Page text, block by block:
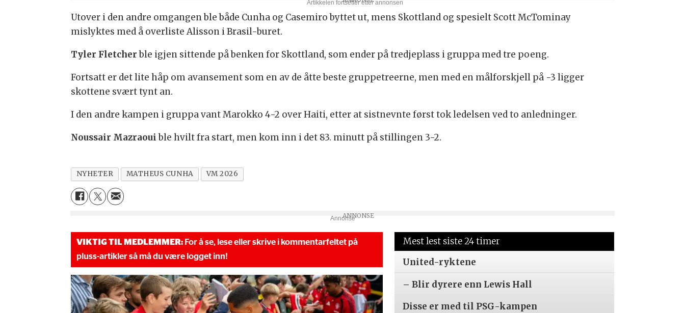
Utover i den andre omgangen ble både Cunha og Casemiro byttet ut, mens Skottland og spesielt Scott McTominay
mislyktes med å overliste Alisson i Brasil-buret.
Tyler Fletcherble igjen sittende på benken for Skottland, som ender på tredjeplass i gruppa med tre poeng.
Fortsatt er det lite håp om avansement som en av de åtte beste gruppetreerne, men med en målforskjell på -3 ligger
skottene svært tynt an.
I den andre kampen i gruppa vant Marokko 4-2 over Haiti, etter at sistnevnte først tok ledelsen ved to anledninger.
Noussair Mazraouible hvilt fra start, men kom inn i det 83. minutt på stillingen 3-2.
NYHETER MATHEUS CUNHA VM 2026
Annonse
VIKTIG TIL MEDLEMMER: For å se, lese eller skrive i kommentarfeltet på
pluss-artikler så må du være logget inn!
Mest lest siste 24 timer
United-ryktene
– Blir dyrere enn Lewis Hall
Disse er med til PSG-kampen